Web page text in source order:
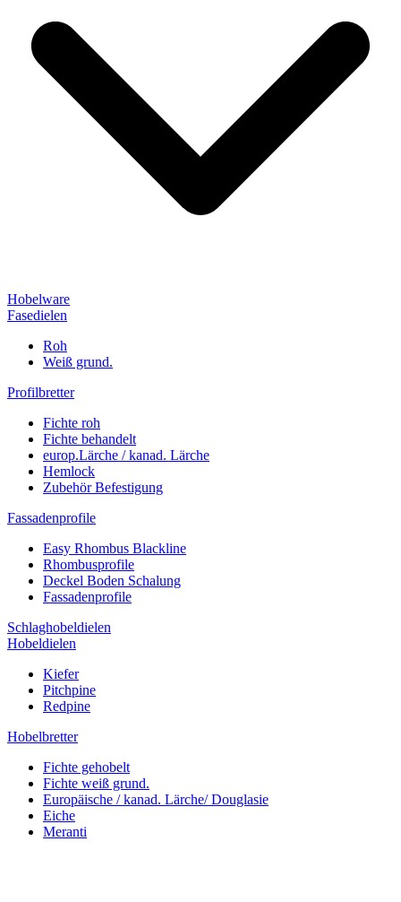
Hobelware
Fasedielen
Roh
Weiß grund.
Profilbretter
Fichte roh
Fichte behandelt
europ.Lärche / kanad. Lärche
Hemlock
Zubehör Befestigung
Fassadenprofile
Easy Rhombus Blackline
Rhombusprofile
Deckel Boden Schalung
Fassadenprofile
Schlaghobeldielen
Hobeldielen
Kiefer
Pitchpine
Redpine
Hobelbretter
Fichte gehobelt
Fichte weiß grund.
Europäische / kanad. Lärche/ Douglasie
Eiche
Meranti